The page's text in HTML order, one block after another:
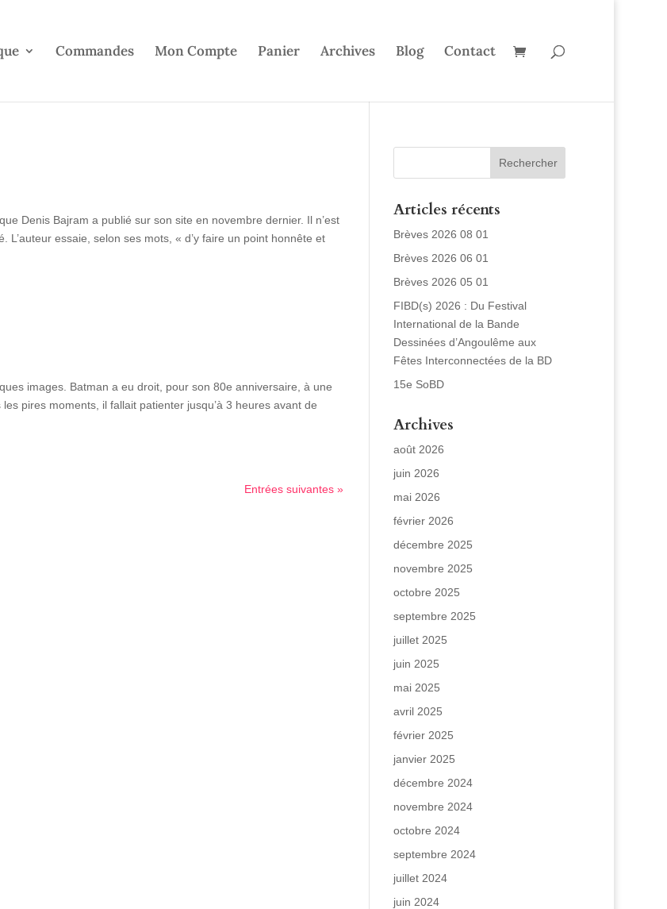
Commandes Mon Compte Panier Archives Blog Contact
Denis Bajram a publié sur son site en novembre dernier. Il n’est
essaie, selon ses mots, « d’y faire un point honnête et
images. Batman a eu droit, pour son 80e anniversaire, à une
pires moments, il fallait patienter jusqu’à 3 heures avant de
Entrées suivantes »
Articles récents
Brèves 2026 08 01
Brèves 2026 06 01
Brèves 2026 05 01
FIBD(s) 2026 : Du Festival
International de la Bande
Dessinées d’Angoulême aux
Fêtes Interconnectées de la BD
15e SoBD
Archives
août 2026
juin 2026
mai 2026
février 2026
décembre 2025
novembre 2025
octobre 2025
septembre 2025
juillet 2025
juin 2025
mai 2025
avril 2025
février 2025
janvier 2025
décembre 2024
novembre 2024
octobre 2024
septembre 2024
juillet 2024
juin 2024